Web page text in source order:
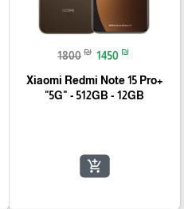
1800 ₪ 1450 ₪
Xiaomi Redmi Note 15 Pro+
"5G" - 512GB - 12GB
add_shopping_cart